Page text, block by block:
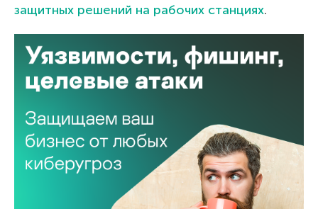
защитных решений на рабочих станциях.